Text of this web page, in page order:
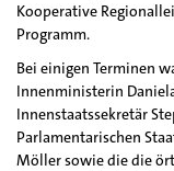
Kooperative
Programm.
Bei einigen Terminen
Innenministerin
Innenstaatssekretär
Parlamentarischen
Möller sowie die die